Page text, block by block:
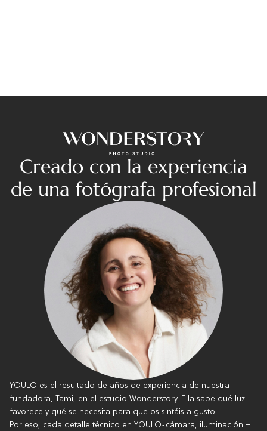
Creado con la experiencia
de una fotógrafa profesional
YOULO es el resultado de años de experiencia de nuestra
fundadora, Tami, en el estudio Wonderstory. Ella sabe qué luz
favorece y qué se necesita para que os sintáis a gusto.
Por eso, cada detalle técnico en YOULO-cámara, iluminación –